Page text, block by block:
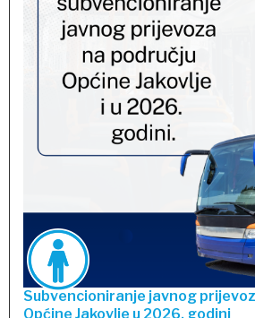
Subvencioniranje javnog
Općine Jakovlje u 2026. godini